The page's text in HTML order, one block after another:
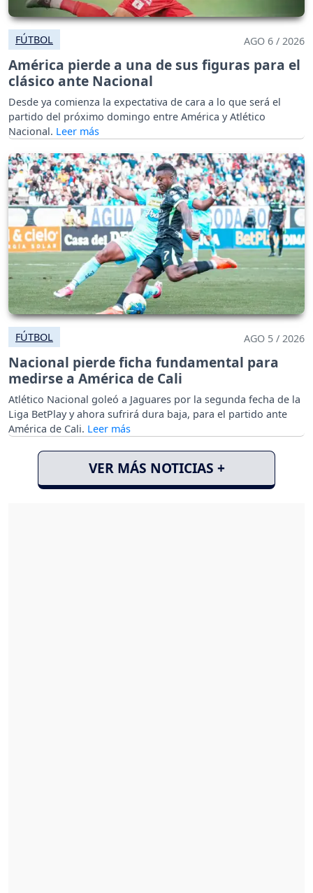
FÚTBOL AGO 6 / 2026
América pierde a una de sus figuras para el
clásico ante Nacional
Desde ya comienza la expectativa de cara a lo que será el
partido del próximo domingo entre América y Atlético
Nacional.
FÚTBOL AGO 5 / 2026
Nacional pierde ficha fundamental para
medirse a América de Cali
Atlético Nacional goleó a Jaguares por la segunda fecha de la
Liga BetPlay y ahora sufrirá dura baja, para el partido ante
América de Cali.
VER MÁS NOTICIAS +